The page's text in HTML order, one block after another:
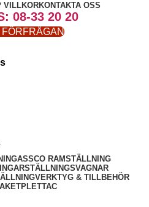
VILLKORKONTAKTA OSS
08-33 20 20
ASSCO RAMSTÄLLNING
STÄLLNINGSVAGNAR
VERKTYG & TILLBEHÖR
PLETTAC